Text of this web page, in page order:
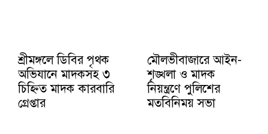
শ্রীমঙ্গলে ডিবির পৃথক
অভিযানে মাদকসহ ৩
চিহ্নিত মাদক কারবারি
গ্রেপ্তার
মৌলভীবাজারে আইন-
শৃঙ্খলা ও মাদক
নিয়ন্ত্রণে পুলিশের
মতবিনিময় সভা